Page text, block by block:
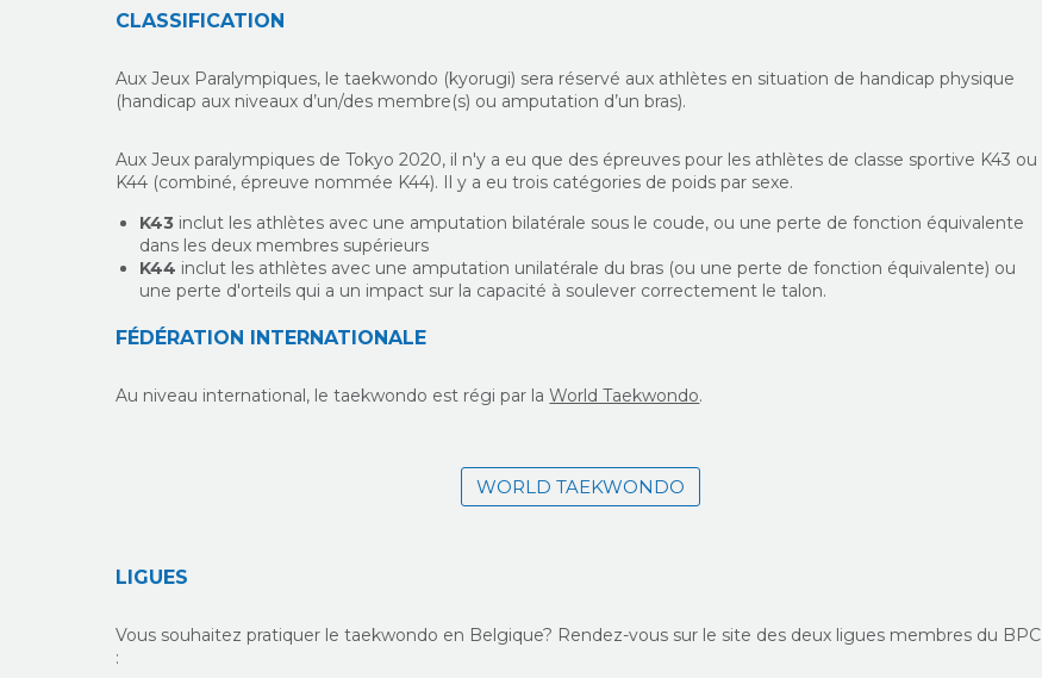
CLASSIFICATION
Aux Jeux Paralympiques, le taekwondo (kyorugi) sera réservé aux athlètes en situation de handicap physique
(handicap aux niveaux d’un/des membre(s) ou amputation d’un bras).
Aux Jeux paralympiques de Tokyo 2020, il n'y a eu que des épreuves pour les athlètes de classe sportive K43 ou
K44 (combiné, épreuve nommée K44). Il y a eu trois catégories de poids par sexe.
K43 inclut les athlètes avec une amputation bilatérale sous le coude, ou une perte de fonction équivalente
dans les deux membres supérieurs
K44 inclut les athlètes avec une amputation unilatérale du bras (ou une perte de fonction équivalente) ou
une perte d'orteils qui a un impact sur la capacité à soulever correctement le talon.
FÉDÉRATION INTERNATIONALE
Au niveau international, le taekwondo est régi par laWorld Taekwondo.
WORLD TAEKWONDO
LIGUES
Vous souhaitez pratiquer le taekwondo en Belgique? Rendez-vous sur le site des deux ligues membres du BPC
: